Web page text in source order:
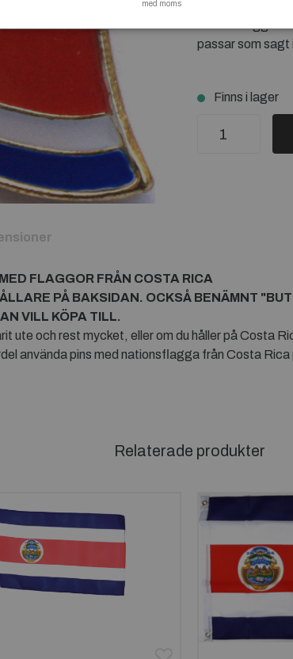
den
nationsflagga
passar som sagt
Finns i lager
FLAGGOR FRÅN COSTA RICA
PÅ BAKSIDAN. OCKSÅ BENÄMNT
VILL KÖPA TILL.
ute och rest mycket, eller om du håller på Costa
använda pins med nationsflagga från Costa
Relaterade produkter
med moms